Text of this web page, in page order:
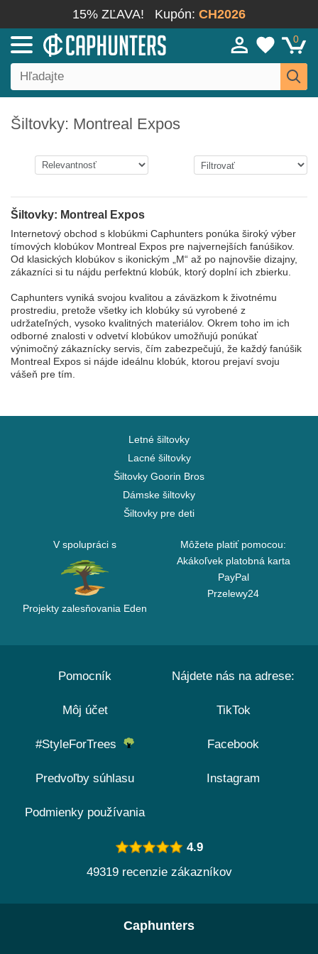
15% ZĽAVA! Kupón: CH2026
0
Šiltovky: Montreal Expos
Šiltovky: Montreal Expos
Internetový obchod s klobúkmi Caphunters ponúka široký výber
tímových klobúkov Montreal Expos pre najvernejších fanúšikov.
Od klasických klobúkov s ikonickým „M“ až po najnovšie dizajny,
zákazníci si tu nájdu perfektnú klobúk, ktorý doplní ich zbierku.
Caphunters vyniká svojou kvalitou a záväzkom k životnému
prostrediu, pretože všetky ich klobúky sú vyrobené z
udržateľných, vysoko kvalitných materiálov. Okrem toho im ich
odborné znalosti v odvetví klobúkov umožňujú ponúkať
výnimočný zákaznícky servis, čím zabezpečujú, že každý fanúšik
Montreal Expos si nájde ideálnu klobúk, ktorou prejaví svoju
vášeň pre tím.
Letné šiltovky
Lacné šiltovky
Šiltovky Goorin Bros
Dámske šiltovky
Šiltovky pre deti
V spolupráci s
Projekty zalesňovania Eden
Môžete platiť pomocou:
Akákoľvek platobná karta
PayPal
Przelewy24
Pomocník
Môj účet
#StyleForTrees
Predvoľby súhlasu
Podmienky používania
Nájdete nás na adrese:
TikTok
Facebook
Instagram
4.9
49319 recenzie zákazníkov
Caphunters